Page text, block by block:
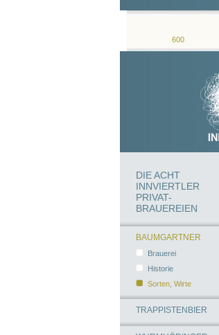
600
DIE ACHT
INNVIERTLER
PRIVAT-
BRAUEREIEN
BAUMGARTNER
Brauerei
Historie
Sorten, Wirte
TRAPPISTENBIER